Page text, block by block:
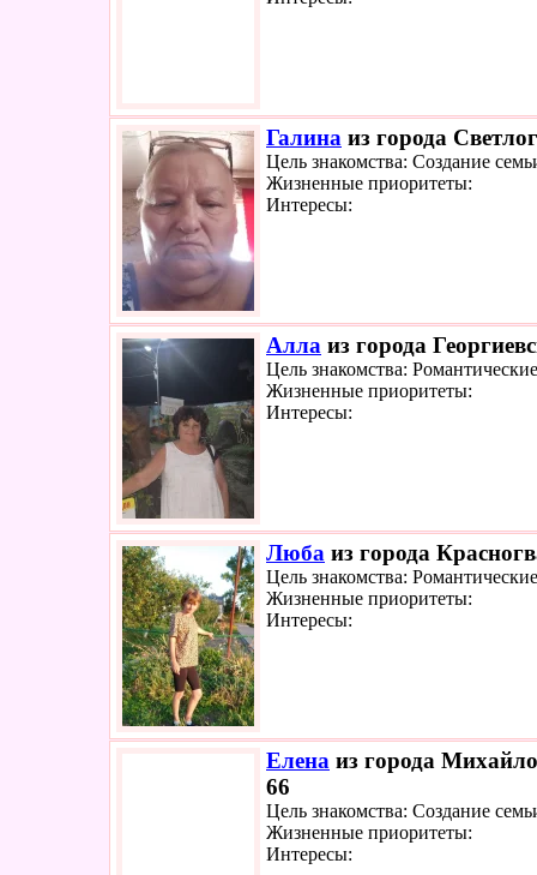
Галина из города
Цель знакомства: Создание
Жизненные приоритеты:
Интересы:
Алла из города
Цель знакомства:
Жизненные приоритеты:
Интересы:
Люба из города
Цель знакомства:
Жизненные приоритеты:
Интересы:
Елена из города
66
Цель знакомства: Создание
Жизненные приоритеты:
Интересы: